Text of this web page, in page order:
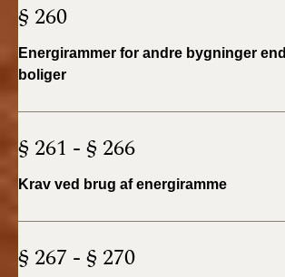
BR18 (1/1-9/3 2020)
BR18 (4/7-31/12
2019)
2018)
2018)
§ 260
Energirammer for andre bygninger end
boliger
§ 261 - § 266
Krav ved brug af energiramme
§ 267 - § 270